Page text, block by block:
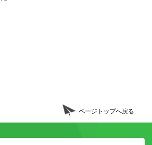
ページトップへ戻る